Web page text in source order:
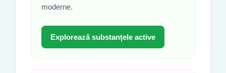
moderne.
Explorează substanțele active